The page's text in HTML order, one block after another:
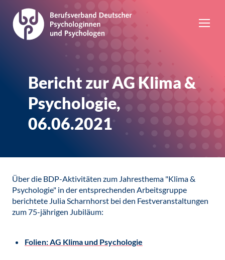
Bericht zur AG Klima &
Psychologie,
06.06.2021
Über die BDP-Aktivitäten zum Jahresthema "Klima &
Psychologie" in der entsprechenden Arbeitsgruppe
berichtete Julia Scharnhorst bei den Festveranstaltungen
zum 75-jährigen Jubiläum:
Folien: AG Klima und Psychologie